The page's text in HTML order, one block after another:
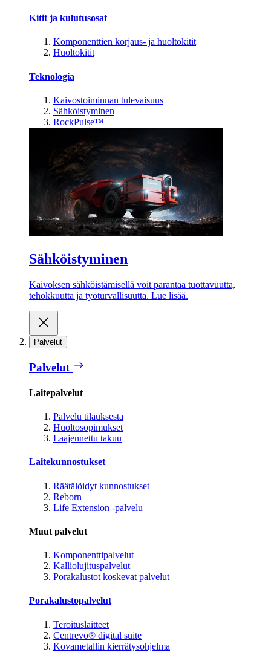
Kitit ja kulutusosat
Komponenttien korjaus- ja huoltokitit
Huoltokitit
Teknologia
Kaivostoiminnan tulevaisuus
Sähköistyminen
RockPulse™
Sähköistyminen
Kaivoksen sähköistämisellä voit parantaa tuottavuutta,
tehokkuutta ja työturvallisuutta. Lue lisää.
Palvelut
Palvelut
Laitepalvelut
Palvelu tilauksesta
Huoltosopimukset
Laajennettu takuu
Laitekunnostukset
Räätälöidyt kunnostukset
Reborn
Life Extension -palvelu
Muut palvelut
Komponenttipalvelut
Kalliolujituspalvelut
Porakalustot koskevat palvelut
Porakalustopalvelut
Teroituslaitteet
Centrevo® digital suite
Kovametallin kierrätysohjelma